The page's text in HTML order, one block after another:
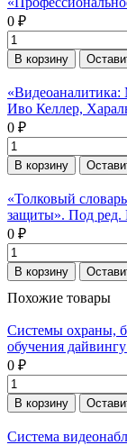
0 ₽
В корзину
Иво Келлер,
0 ₽
В корзину
«Толковый
защиты». Под ред.
0 ₽
В корзину
Похожие товары
Системы охраны,
обучения
0 ₽
В корзину
Система